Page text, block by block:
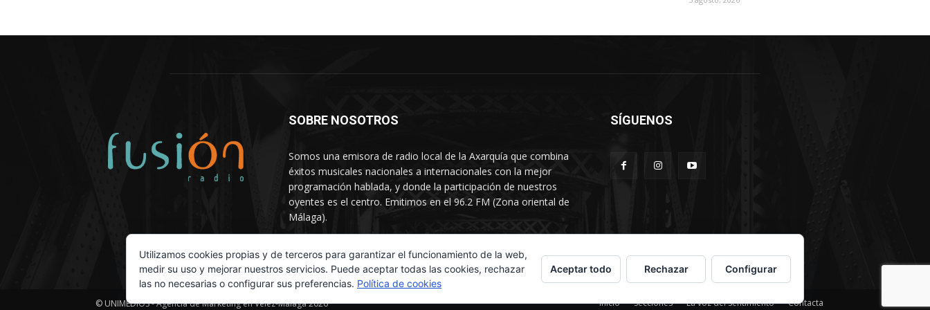
SOBRE NOSOTROS
Somos una emisora de radio local de la Axarquía que combina
éxitos musicales nacionales a internacionales con la mejor
programación hablada, y donde la participación de nuestros
oyentes es el centro. Emitimos en el 96.2 FM (Zona oriental de
Málaga).
SÍGUENOS
© UNIMEDIOS - Agencia de Marketing en Vélez-Málaga 2026 Inicio Secciones La voz del sentimiento Contacta
Utilizamos cookies propias y de terceros para garantizar el funcionamiento de la web,
medir su uso y mejorar nuestros servicios. Puede aceptar todas las cookies, rechazar
las no necesarias o configurar sus preferencias. Política de cookies
Aceptar todo Rechazar Configurar